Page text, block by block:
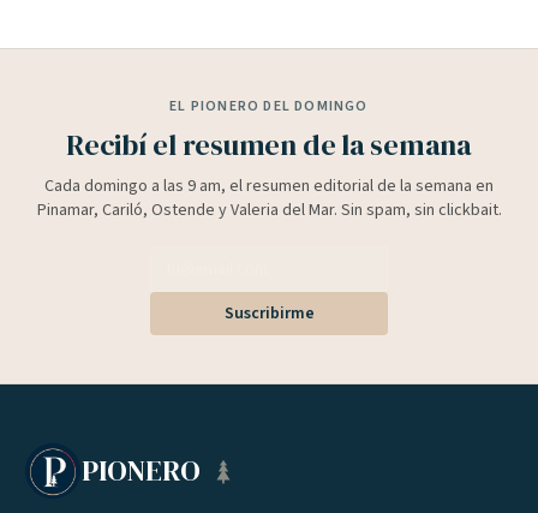
EL PIONERO DEL DOMINGO
Recibí el resumen de la semana
Cada domingo a las 9 am, el resumen editorial de la semana en
Pinamar, Cariló, Ostende y Valeria del Mar. Sin spam, sin clickbait.
Suscribirme
PIONERO